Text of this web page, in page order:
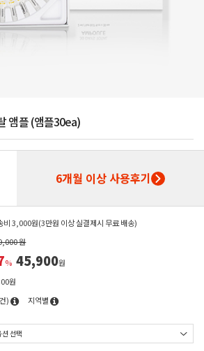
앰플 (앰플30ea)
6개월 이상 사용후기
비 3,000원(3만원 이상 실결제시 무료 배송)
원
% 45,900원
원
) 지역별